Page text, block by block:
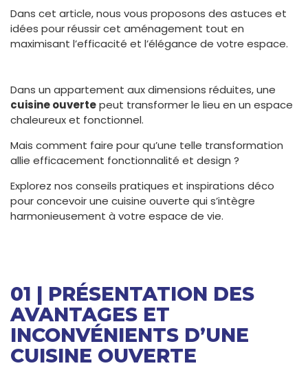
Dans cet article, nous vous proposons des astuces et
idées pour réussir cet aménagement tout en
maximisant l’efficacité et l’élégance de votre espace.
Dans un appartement aux dimensions réduites, une
cuisine ouvertepeut transformer le lieu en un espace
chaleureux et fonctionnel.
Mais comment faire pour qu’une telle transformation
allie efficacement fonctionnalité et design ?
Explorez nos conseils pratiques et inspirations déco
pour concevoir une cuisine ouverte qui s’intègre
harmonieusement à votre espace de vie.
01 | PRÉSENTATION DES
AVANTAGES ET
INCONVÉNIENTS D’UNE
CUISINE OUVERTE